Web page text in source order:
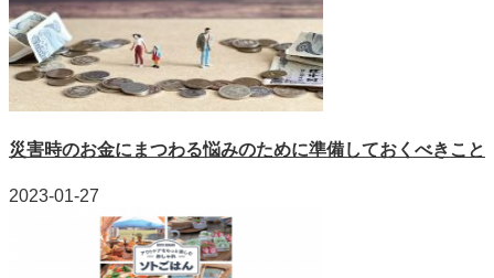
災害時のお金にまつわる悩みのために準備しておくべきこと
2023-01-27